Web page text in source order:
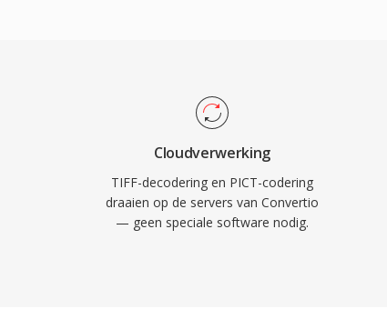
Cloudverwerking
TIFF-decodering en PICT-codering
draaien op de servers van Convertio
— geen speciale software nodig.